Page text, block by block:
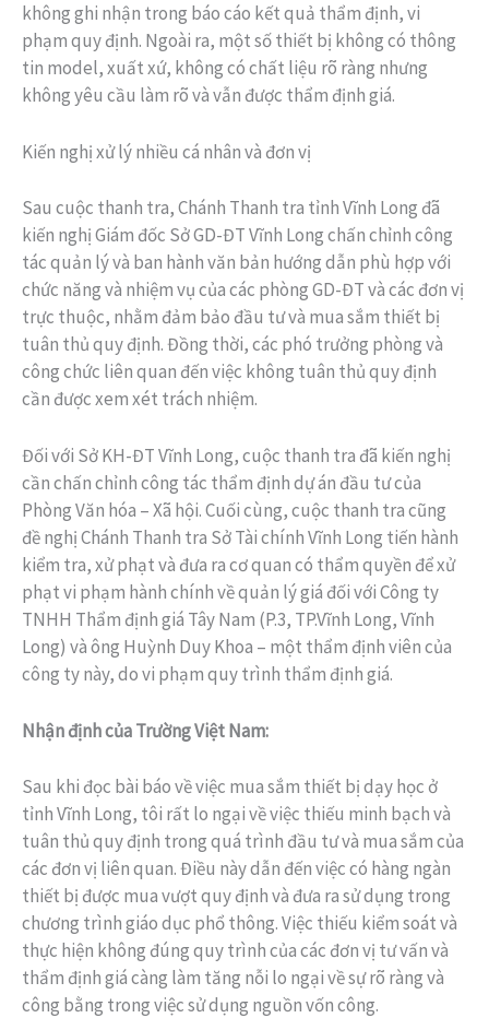
không ghi nhận trong báo cáo kết quả thẩm định, vi
phạm quy định. Ngoài ra, một số thiết bị không có thông
tin model, xuất xứ, không có chất liệu rõ ràng nhưng
không yêu cầu làm rõ và vẫn được thẩm định giá.
Kiến nghị xử lý nhiều cá nhân và đơn vị
Sau cuộc thanh tra, Chánh Thanh tra tỉnh Vĩnh Long đã
kiến nghị Giám đốc Sở GD-ĐT Vĩnh Long chấn chỉnh công
tác quản lý và ban hành văn bản hướng dẫn phù hợp với
chức năng và nhiệm vụ của các phòng GD-ĐT và các đơn vị
trực thuộc, nhằm đảm bảo đầu tư và mua sắm thiết bị
tuân thủ quy định. Đồng thời, các phó trưởng phòng và
công chức liên quan đến việc không tuân thủ quy định
cần được xem xét trách nhiệm.
Đối với Sở KH-ĐT Vĩnh Long, cuộc thanh tra đã kiến nghị
cần chấn chỉnh công tác thẩm định dự án đầu tư của
Phòng Văn hóa – Xã hội. Cuối cùng, cuộc thanh tra cũng
đề nghị Chánh Thanh tra Sở Tài chính Vĩnh Long tiến hành
kiểm tra, xử phạt và đưa ra cơ quan có thẩm quyền để xử
phạt vi phạm hành chính về quản lý giá đối với Công ty
TNHH Thẩm định giá Tây Nam (P.3, TP.Vĩnh Long, Vĩnh
Long) và ông Huỳnh Duy Khoa – một thẩm định viên của
công ty này, do vi phạm quy trình thẩm định giá.
Nhận định của Trường Việt Nam:
Sau khi đọc bài báo về việc mua sắm thiết bị dạy học ở
tỉnh Vĩnh Long, tôi rất lo ngại về việc thiếu minh bạch và
tuân thủ quy định trong quá trình đầu tư và mua sắm của
các đơn vị liên quan. Điều này dẫn đến việc có hàng ngàn
thiết bị được mua vượt quy định và đưa ra sử dụng trong
chương trình giáo dục phổ thông. Việc thiếu kiểm soát và
thực hiện không đúng quy trình của các đơn vị tư vấn và
thẩm định giá càng làm tăng nỗi lo ngại về sự rõ ràng và
công bằng trong việc sử dụng nguồn vốn công.